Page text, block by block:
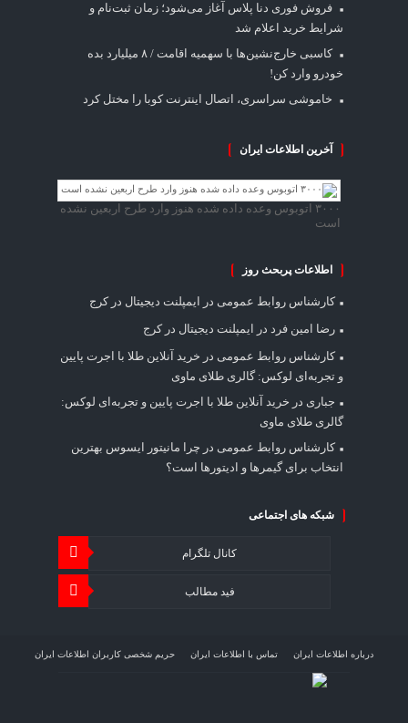
فروش فوری دنا پلاس آغاز می‌شود؛ زمان ثبت‌نام و
شرایط خرید اعلام شد
کاسبی خارج‌نشین‌ها با سهمیه اقامت / ۸ میلیارد بده
خودرو وارد کن!
خاموشی سراسری، اتصال اینترنت کوبا را مختل کرد
آخرین اطلاعات ایران
۳۰۰۰ اتوبوس وعده داده شده هنوز وارد طرح اربعین نشده
است
اطلاعات پربحث روز
کارشناس روابط عمومی در
ایمپلنت دیجیتال در کرج
رضا امین فرد در
ایمپلنت دیجیتال در کرج
کارشناس روابط عمومی در خرید آنلاین طلا با اجرت پایین
و تجربه‌ای لوکس: گالری طلای ماوی
جباری در خرید آنلاین طلا با اجرت پایین و تجربه‌ای لوکس:
گالری طلای ماوی
کارشناس روابط عمومی در چرا مانیتور ایسوس بهترین
انتخاب برای گیمرها و ادیتورها است؟
شبکه های اجتماعی
کانال تلگرام
فید مطالب
درباره اطلاعات ایران تماس با اطلاعات ایران حریم شخصی کاربران اطلاعات ایران
شرایط بازنشر محتوا در اطلاعات ایران